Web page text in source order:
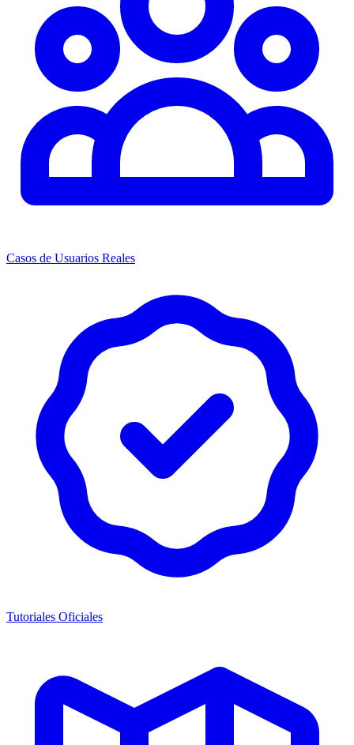
Casos de Usuarios Reales
Tutoriales Oficiales